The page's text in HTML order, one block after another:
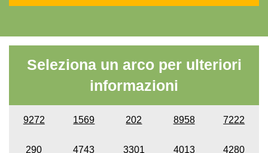
Seleziona un arco per ulteriori
informazioni
9272 1569 202 8958 7222
290 4743 3301 4013 4280